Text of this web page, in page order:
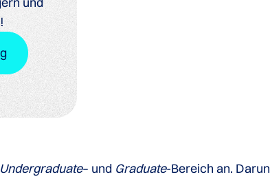
Undergraduate– und Graduate-Bereich an.